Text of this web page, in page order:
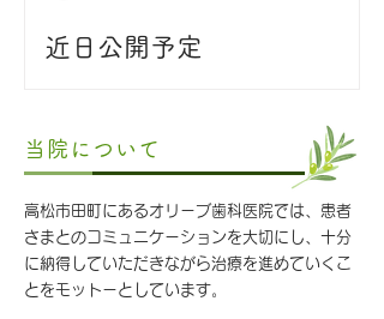
近日公開予定
当院について
高松市田町にあるオリーブ歯科医院では、患者
さまとのコミュニケーションを大切にし、十分
に納得していただきながら治療を進めていくこ
とをモットーとしています。